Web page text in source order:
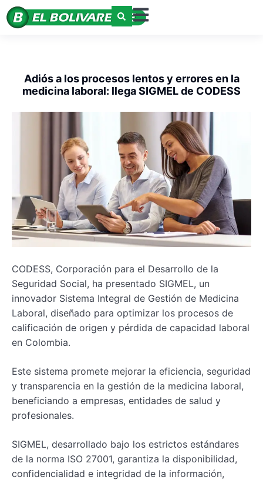
Adiós a los procesos lentos y errores en la
medicina laboral: llega SIGMEL de CODESS
CODESS, Corporación para el Desarrollo de la
Seguridad Social, ha presentado SIGMEL, un
innovador Sistema Integral de Gestión de Medicina
Laboral, diseñado para optimizar los procesos de
calificación de origen y pérdida de capacidad laboral
en Colombia.
Este sistema promete mejorar la eficiencia, seguridad
y transparencia en la gestión de la medicina laboral,
beneficiando a empresas, entidades de salud y
profesionales.
SIGMEL, desarrollado bajo los estrictos estándares
de la norma ISO 27001, garantiza la disponibilidad,
confidencialidad e integridad de la información,